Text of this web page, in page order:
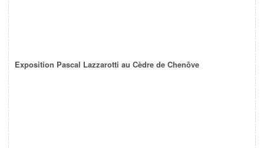
Exposition Pascal Lazzarotti au Cèdre de Chenôve